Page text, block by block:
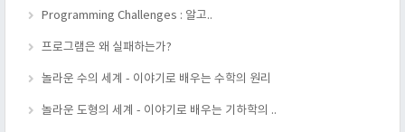
Programming Challenges : 알고..
프로그램은 왜 실패하는가?
놀라운 수의 세계 - 이야기로 배우는 수학의 원리
놀라운 도형의 세계 - 이야기로 배우는 기하학의 ..